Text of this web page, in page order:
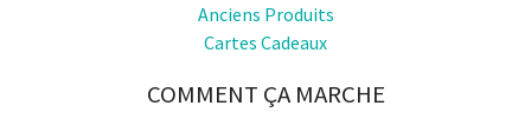
Anciens Produits
Cartes Cadeaux
COMMENT ÇA MARCHE